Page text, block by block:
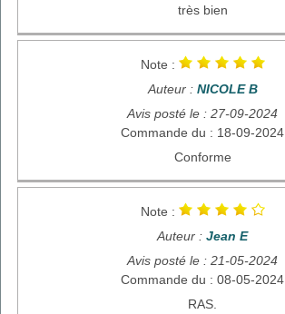
très bien
Note :
Auteur : NICOLE B
Avis posté le : 27-09-2024
Commande du : 18-09-2024
Conforme
Note :
Auteur : Jean E
Avis posté le : 21-05-2024
Commande du : 08-05-2024
RAS.